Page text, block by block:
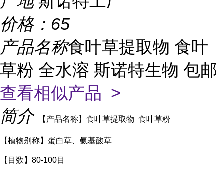
价格： 65
产品名称食叶草提取物 食叶
草粉 全水溶 斯诺特生物 包邮
查看相似产品 >
简介
【产品名称】食叶草提取物 食叶草粉
【植物别称】蛋白草、氨基酸草
【目数】80-100目